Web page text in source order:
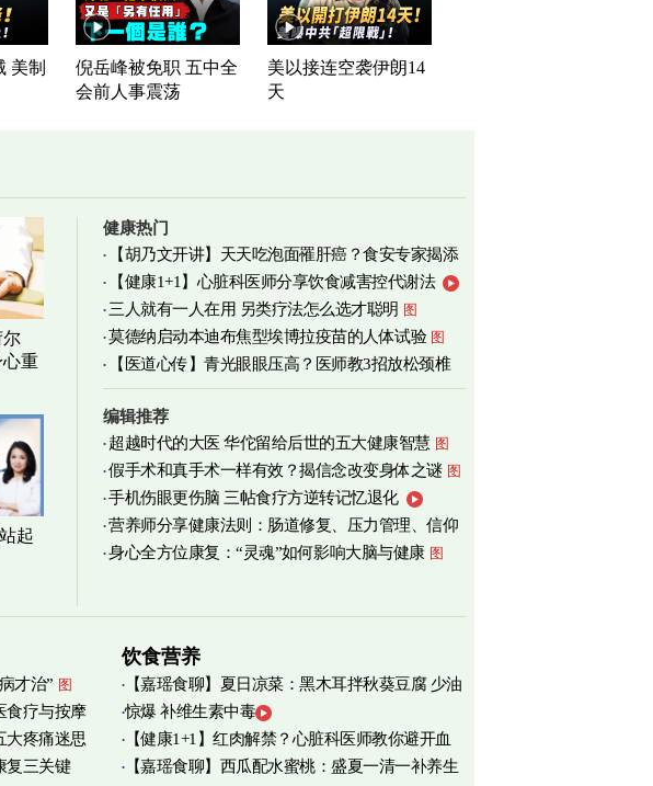
美制
倪岳峰被免职 五中全
会前人事震荡
美以接连空袭伊朗14
天
重
起
健康热门
【胡乃文开讲】天天吃泡面罹肝癌？食安专家揭添
加物真相
【健康1+1】心脏科医师分享饮食减害控代谢法
三人就有一人在用 另类疗法怎么选才聪明 图
莫德纳启动本迪布焦型埃博拉疫苗的人体试验 图
【医道心传】青光眼眼压高？医师教3招放松颈椎
图
编辑推荐
超越时代的大医 华佗留给后世的五大健康智慧 图
假手术和真手术一样有效？揭信念改变身体之谜 图
手机伤眼更伤脑 三帖食疗方逆转记忆退化
营养师分享健康法则：肠道修复、压力管理、信仰
实践 图
身心全方位康复：“灵魂”如何影响大脑与健康 图
才治” 图
食疗与按摩
大疼痛迷思
复三关键
饮食营养
【嘉瑶食聊】夏日凉菜：黑木耳拌秋葵豆腐 少油
烟清爽养心 图
惊爆 补维生素中毒
【健康1+1】红肉解禁？心脏科医师教你避开血
管伤害
【嘉瑶食聊】西瓜配水蜜桃：盛夏一清一补养生